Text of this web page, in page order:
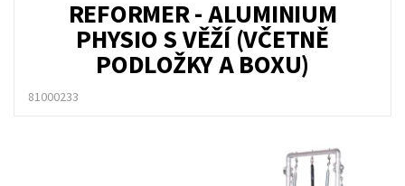
REFORMER - ALUMINIUM
PHYSIO S VĚŽÍ (VČETNĚ
PODLOŽKY A BOXU)
81000233